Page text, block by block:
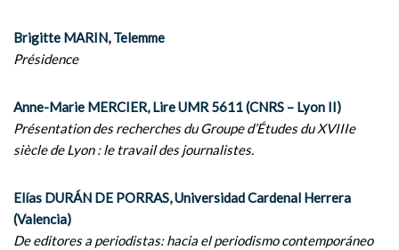
Brigitte MARIN, Telemme
Présidence
Anne-Marie MERCIER, Lire UMR 5611 (CNRS – Lyon II)
Présentation des recherches du Groupe d’Études du XVIIIe
siècle de Lyon : le travail des journalistes.
Elías DURÁN DE PORRAS, Universidad Cardenal Herrera
(Valencia)
De editores a periodistas: hacia el periodismo contemporáneo